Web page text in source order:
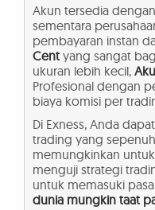
Akun tersedia
sementara
pembayaran instan
Cent yang sangat
ukuran lebih kecil,
Profesional dengan
biaya komisi per
Di Exness, Anda
trading yang
memungkinkan
menguji strategi
untuk memasuki
dunia mungkin taat